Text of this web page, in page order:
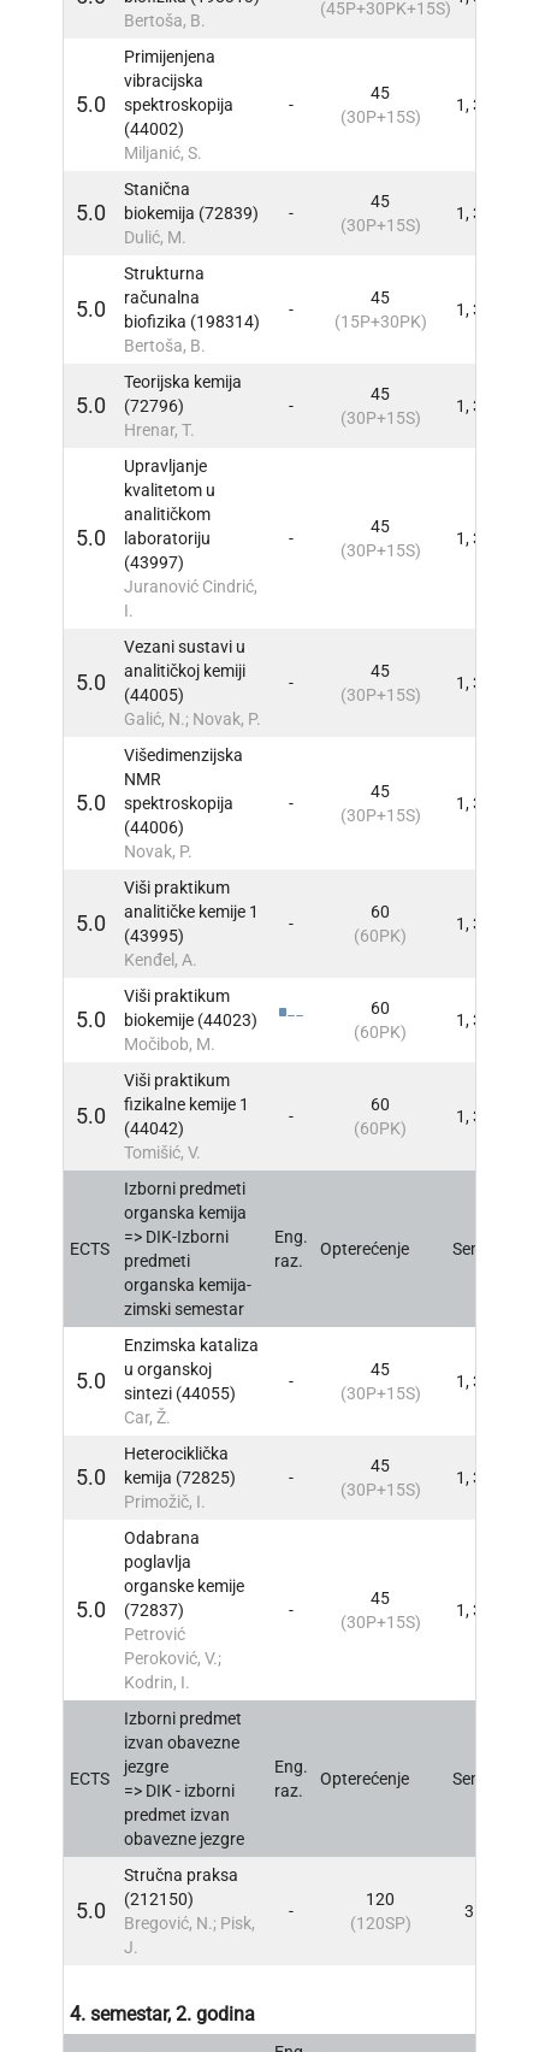
Bertoša, B.
(45P+30PK+15S)
5.0
Primijenjena
vibracijska
spektroskopija
(44002)
Miljanić, S.
-
45
(30P+15S)
1, 3
5.0
Stanična
biokemija (72839)
Dulić, M.
-
45
(30P+15S)
1, 3
5.0
Strukturna
računalna
biofizika (198314)
Bertoša, B.
-
45
(15P+30PK)
1, 3
5.0
Teorijska kemija
(72796)
Hrenar, T.
-
45
(30P+15S)
1, 3
5.0
Upravljanje
kvalitetom u
analitičkom
laboratoriju
(43997)
Juranović Cindrić,
I.
-
45
(30P+15S)
1, 3
5.0
Vezani sustavi u
analitičkoj kemiji
(44005)
Galić, N.; Novak, P.
-
45
(30P+15S)
1, 3
5.0
Višedimenzijska
NMR
spektroskopija
(44006)
Novak, P.
-
45
(30P+15S)
1, 3
5.0
Viši praktikum
analitičke kemije 1
(43995)
Kenđel, A.
-
60
(60PK)
1, 3
5.0
Viši praktikum
biokemije (44023)
Močibob, M.
60
(60PK)
1, 3
5.0
Viši praktikum
fizikalne kemije 1
(44042)
Tomišić, V.
-
60
(60PK)
1, 3
ECTS
Izborni predmeti
organska kemija
=> DIK-Izborni
predmeti
organska kemija-
zimski semestar
Eng.
raz.
Opterećenje Sem
5.0
Enzimska kataliza
u organskoj
sintezi (44055)
Car, Ž.
-
45
(30P+15S)
1, 3
5.0
Heterociklička
kemija (72825)
Primožič, I.
-
45
(30P+15S)
1, 3
5.0
Odabrana
poglavlja
organske kemije
(72837)
Petrović
Peroković, V.;
Kodrin, I.
-
45
(30P+15S)
1, 3
ECTS
Izborni predmet
izvan obavezne
jezgre
=> DIK - izborni
predmet izvan
obavezne jezgre
Eng.
raz.
Opterećenje Sem
5.0
Stručna praksa
(212150)
Bregović, N.; Pisk,
J.
-
120
(120SP)
3
4. semestar, 2. godina